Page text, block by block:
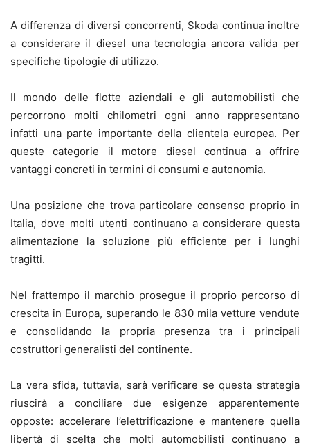
A differenza di diversi concorrenti, Skoda continua inoltre
a considerare il diesel una tecnologia ancora valida per
specifiche tipologie di utilizzo.
Il mondo delle flotte aziendali e gli automobilisti che
percorrono molti chilometri ogni anno rappresentano
infatti una parte importante della clientela europea. Per
queste categorie il motore diesel continua a offrire
vantaggi concreti in termini di consumi e autonomia.
Una posizione che trova particolare consenso proprio in
Italia, dove molti utenti continuano a considerare questa
alimentazione la soluzione più efficiente per i lunghi
tragitti.
Nel frattempo il marchio prosegue il proprio percorso di
crescita in Europa, superando le 830 mila vetture vendute
e consolidando la propria presenza tra i principali
costruttori generalisti del continente.
La vera sfida, tuttavia, sarà verificare se questa strategia
riuscirà a conciliare due esigenze apparentemente
opposte: accelerare l’elettrificazione e mantenere quella
libertà di scelta che molti automobilisti continuano a